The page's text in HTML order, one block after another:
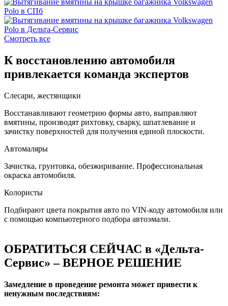
Смотреть все
К восстановлению автомобиля
привлекается команда экспертов
Слесари, жестянщики
Восстанавливают геометрию формы авто, выправляют
вмятины, производят рихтовку, сварку, шпатлевание и
зачистку поверхностей для получения единой плоскости.
Автомаляры
Зачистка, грунтовка, обезжиривание. Профессиональная
окраска автомобиля.
Колористы
Подбирают цвета покрытия авто по VIN-коду автомобиля или
с помощью компьютерного подбора автоэмали.
ОБРАТИТЬСЯ СЕЙЧАС в «Дельта-
Сервис» – ВЕРНОЕ РЕШЕНИЕ
Замедление в проведение ремонта может привести к
ненужным последствиям: